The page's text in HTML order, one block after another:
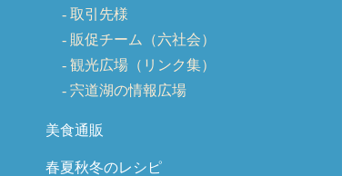
取引先様
販促チーム（六社会）
観光広場（リンク集）
宍道湖の情報広場
美食通販
春夏秋冬のレシピ